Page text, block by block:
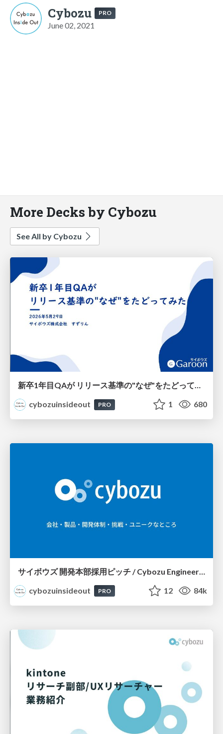
Cybozu PRO
June 02, 2021
More Decks by Cybozu
See All by Cybozu
新卒1年目QAが リリース基準の"なぜ"をたどってみた
cybozuinsideout
PRO 1 680
cybozuinsideout
PRO 12 84k